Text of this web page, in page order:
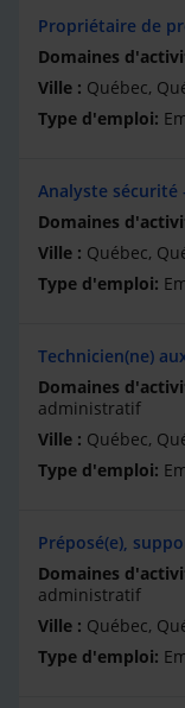
Propriétaire de
Québec,
Analyste sécurité
Québec,
Technicien(ne)
administratif
Québec,
Préposé(e),
administratif
Québec,